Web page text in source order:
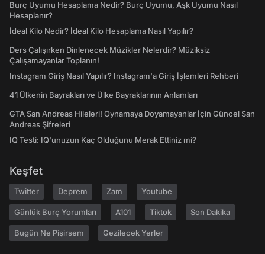
Burç Uyumu Hesaplama Nedir? Burç Uyumu, Aşk Uyumu Nasıl
Hesaplanır?
İdeal Kilo Nedir? İdeal Kilo Hesaplama Nasıl Yapılır?
Ders Çalışırken Dinlenecek Müzikler Nelerdir? Müziksiz
Çalışamayanlar Toplanın!
Instagram Giriş Nasıl Yapılır? Instagram'a Giriş İşlemleri Rehberi
41 Ülkenin Bayrakları ve Ülke Bayraklarının Anlamları
GTA San Andreas Hileleri! Oynamaya Doyamayanlar İçin Güncel San
Andreas Şifreleri
IQ Testi: IQ'unuzun Kaç Olduğunu Merak Ettiniz mi?
Keşfet
Twitter Deprem Zam Youtube
Günlük Burç Yorumları A101 Tiktok Son Dakika
Bugün Ne Pişirsem Gezilecek Yerler